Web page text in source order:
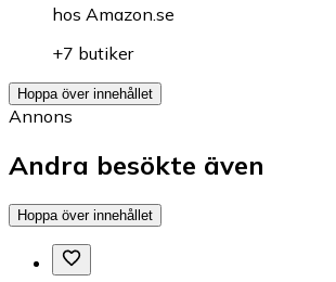
hos Amazon.se
+7 butiker
Hoppa över innehållet
Annons
Andra besökte även
Hoppa över innehållet